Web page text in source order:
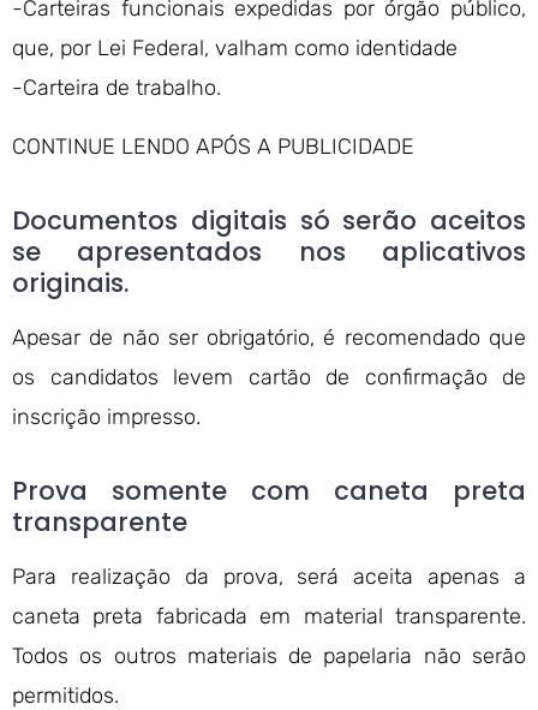
-Carteiras funcionais expedidas por órgão público,
que, por Lei Federal, valham como identidade
-Carteira de trabalho.
CONTINUE LENDO APÓS A PUBLICIDADE
Documentos digitais só serão aceitos
se apresentados nos aplicativos
originais.
Apesar de não ser obrigatório, é recomendado que
os candidatos levem cartão de confirmação de
inscrição impresso.
Prova somente com caneta preta
transparente
Para realização da prova, será aceita apenas a
caneta preta fabricada em material transparente.
Todos os outros materiais de papelaria não serão
permitidos.